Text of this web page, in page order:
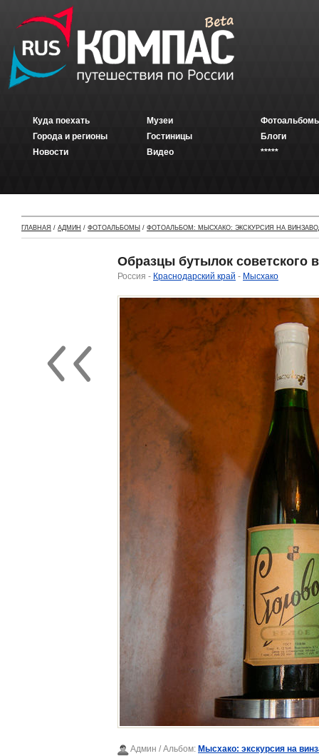
Куда поехать
Города и регионы
Новости
Музеи
Гостиницы
Видео
Блоги
*****
ГЛАВНАЯ / АДМИН / ФОТОАЛЬБОМЫ / ФОТОАЛЬБОМ: МЫСХАКО: ЭКСКУРСИЯ НА
Образцы бутылок советского
Россия - Краснодарский край - Мысхако
Админ / Альбом: Мысхако: экскурсия на